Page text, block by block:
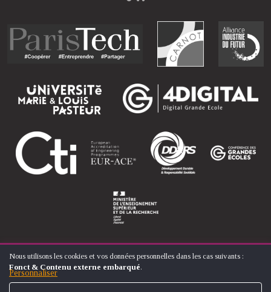
© ÉCOLE NATIONALE SUPÉRIEURE D'ARTS ET MÉTIERS
UTILISATION
DES
DONNÉES
Nous utilisons les cookies et vos données personnelles dans les cas suivants :
Fonct & Contenu externe embarqué.
Personnaliser